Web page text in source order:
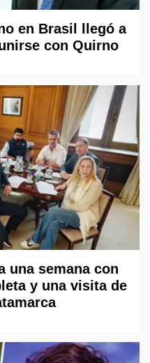
en Brasil llegó a
con Quirno
una semana con
y una visita de